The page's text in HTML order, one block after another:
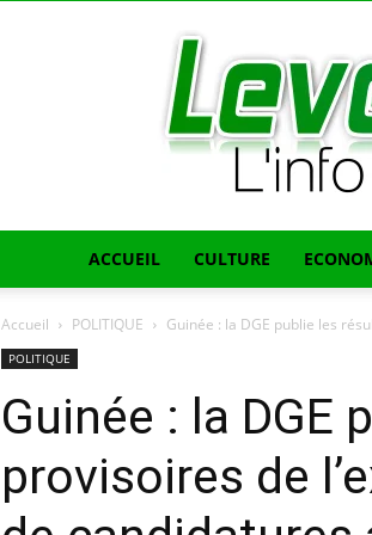
ACCUEIL CULTURE
Accueil POLITIQUE Guinée : la DGE publie les
POLITIQUE
Guinée : la DGE
provisoires de